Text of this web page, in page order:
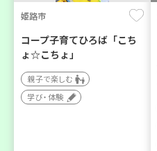
姫路市
コープ子育てひろば「こち
ょ☆こちょ」
親子で楽しむ
学び・体験